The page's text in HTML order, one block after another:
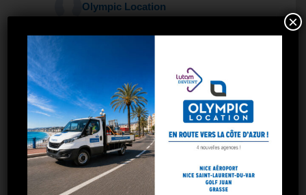
Olympic Location
Bastide de la Salette parmi ses partenaires
!
Parce que le sport est un formidable
vecteur de partage, de conviviali ... Voir plus
×